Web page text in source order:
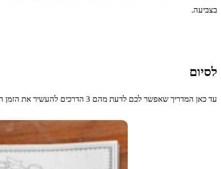
בצביעה.
לסיום
עד כאן המדריך שאפשר לכם לדעת מהם 3 הדרכים להעשיר את הזמן הפנוי שלכם. נאחל לכם בהזדמנות זו שתיישמו את הנכתב לעיל ותעשירו את הזמן הפנוי שלכם על הצד הטוב ביותר.